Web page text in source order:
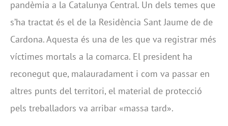
pandèmia a la Catalunya Central. Un dels temes que
s’ha tractat és el de la Residència Sant Jaume de de
Cardona. Aquesta és una de les que va registrar més
víctimes mortals a la comarca. El president ha
reconegut que, malauradament i com va passar en
altres punts del territori, el material de protecció
pels treballadors va arribar «massa tard».